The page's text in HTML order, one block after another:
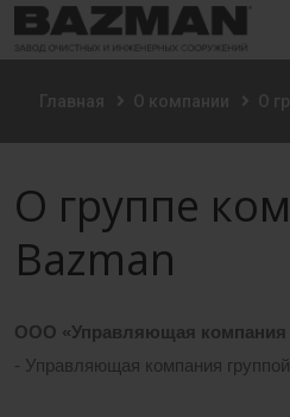
Главная О компании О
О группе
Bazman
ООО «Управляющая
- Управляющая компания группой